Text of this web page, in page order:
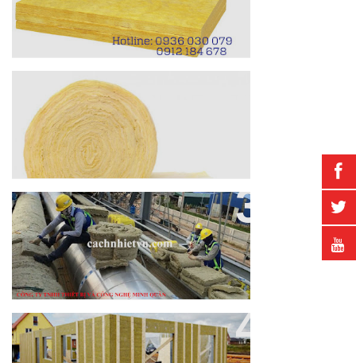
Bông Sợi Khoáng Rockwool
Dạng Cuộn Cách Nhiệt Cách Âm
Ống Bảo Ôn Rockwool Cách
Nhiệt Cách Âm Ống Gió
Ứng Dụng Cách Nhiệt Của Bông
Rockwool.